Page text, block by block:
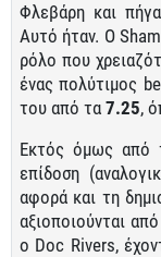
Φλεβάρη και
Αυτό ήταν. Ο
ρόλο που
ένας πολύτιμος
του από τα 7.25,
Εκτός όμως από
επίδοση
αφορά και τη
αξιοποιούνται
ο Doc Rivers,